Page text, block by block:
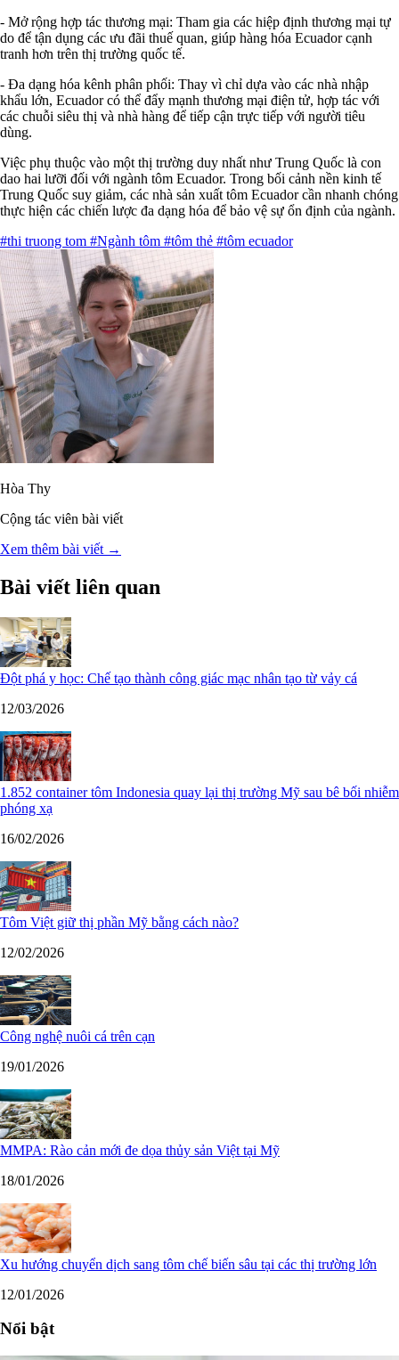
- Mở rộng hợp tác thương mại: Tham gia các hiệp định thương mại tự
do để tận dụng các ưu đãi thuế quan, giúp hàng hóa Ecuador cạnh
tranh hơn trên thị trường quốc tế.
- Đa dạng hóa kênh phân phối: Thay vì chỉ dựa vào các nhà nhập
khẩu lớn, Ecuador có thể đẩy mạnh thương mại điện tử, hợp tác với
các chuỗi siêu thị và nhà hàng để tiếp cận trực tiếp với người tiêu
dùng.
Việc phụ thuộc vào một thị trường duy nhất như Trung Quốc là con
dao hai lưỡi đối với ngành tôm Ecuador. Trong bối cảnh nền kinh tế
Trung Quốc suy giảm, các nhà sản xuất tôm Ecuador cần nhanh chóng
thực hiện các chiến lược đa dạng hóa để bảo vệ sự ổn định của ngành.
#thi truong tom #Ngành tôm #tôm thẻ #tôm ecuador
Hòa Thy
Cộng tác viên bài viết
Xem thêm bài viết →
Bài viết liên quan
Đột phá y học: Chế tạo thành công giác mạc nhân tạo từ vảy cá
12/03/2026
1.852 container tôm Indonesia quay lại thị trường Mỹ sau bê bối nhiễm
phóng xạ
16/02/2026
Tôm Việt giữ thị phần Mỹ bằng cách nào?
12/02/2026
Công nghệ nuôi cá trên cạn
19/01/2026
MMPA: Rào cản mới đe dọa thủy sản Việt tại Mỹ
18/01/2026
Xu hướng chuyển dịch sang tôm chế biến sâu tại các thị trường lớn
12/01/2026
Nổi bật